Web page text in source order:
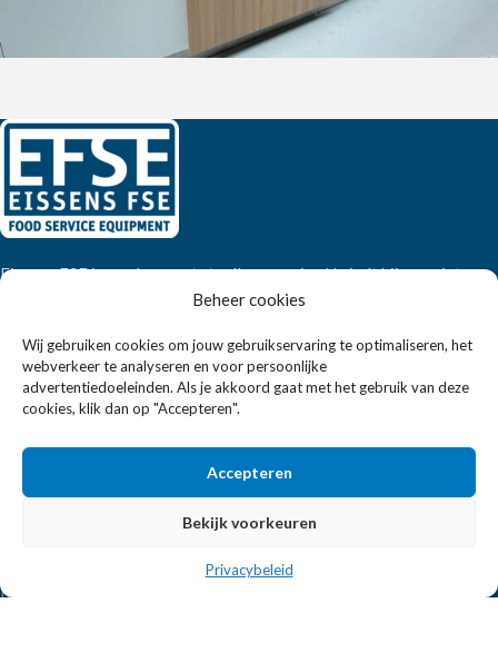
Beheer cookies
Wij gebruiken cookies om jouw gebruikservaring te optimaliseren, het
webverkeer te analyseren en voor persoonlijke
advertentiedoeleinden. Als je akkoord gaat met het gebruik van deze
cookies, klik dan op "Accepteren".
Accepteren
Bekijk voorkeuren
Privacybeleid
Eissens FSE is een horeca totaalleverancier. U vindt bij ons niet
alleen inspiratie maar ook een breed assortiment horeca
Wandelweg 198, 1521 AM Wormerveer
E-mail:verkoop@eissensfse.nl
KLANTENSERVICE
Betaalmethoden